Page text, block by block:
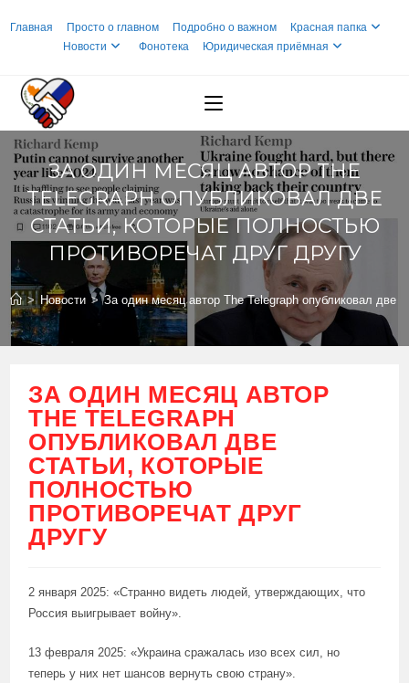
Главная Просто о главном Подробно о важном
Красная папка
Новости
Фонотека Юридическая приёмная
ЗА ОДИН МЕСЯЦ АВТОР THE
TELEGRAPH ОПУБЛИКОВАЛ ДВЕ
СТАТЬИ, КОТОРЫЕ ПОЛНОСТЬЮ
ПРОТИВОРЕЧАТ ДРУГ ДРУГУ
> Новости > За один месяц автор The Telegraph опубликовал две
ЗА ОДИН МЕСЯЦ АВТОР
THE TELEGRAPH
ОПУБЛИКОВАЛ ДВЕ
СТАТЬИ, КОТОРЫЕ
ПОЛНОСТЬЮ
ПРОТИВОРЕЧАТ ДРУГ
ДРУГУ
2 января 2025: «Странно видеть людей, утверждающих, что
Россия выигрывает войну».
13 февраля 2025: «Украина сражалась изо всех сил, но
теперь у них нет шансов вернуть свою страну».